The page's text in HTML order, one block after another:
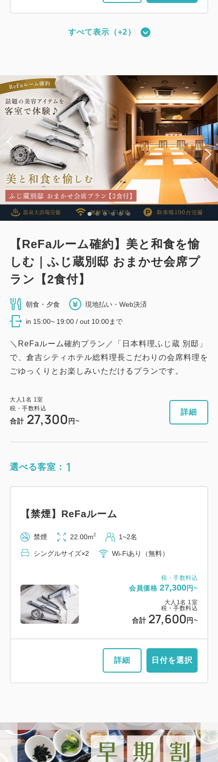
税・手数料込
会員価格 13,700 円~
大人
室
税・手数料込
合計 14,000円~
Wi-Fiあり（無料）
詳細 日付を選択
大人1 名1室
税・手数料込
合計 15,000円~
【禁煙】ユニバーサルツイン
禁煙 28.00m
税・手数料込
会員価格 19,240円~
大人1名1室
税・手数料込
合計 19,540円~
禁煙 11.00m 1~2名
セミダブル×1 Wi-Fiあり（無料）
詳細 日付を選択
税・手数料込
合計 20,490
【禁煙】プレミアムシングル
禁煙 11.00m
セミダブル×1 Wi-Fiあり（無料）
日付を選択
すべて表示（+2）
【ReFaルーム確約】美と和食を愉
しむ｜ふじ蔵別邸 おまかせ会席プ
ラン【2食付】
朝食・夕食 現地払い・Web決済
in 15:00~ 19:00 / out 10:00まで
＼ReFaルーム確約プラン／「日本料理ふじ蔵 別邸」
で、倉吉シティホテル総料理長こだわりの会席料理を
ごゆっくりとお楽しみいただけるプランです。
大人 1名 1室
税・手数料込
合計 27,300 円~
詳細
選べる客室： 1
税・手数料込
会員価格 27,300円~
大人 1名 1室
税・手数料込
合計 27,600 円~
【禁煙】ReFaルーム
禁煙 22.00m2 1~2名
シングルサイズ×2 Wi-Fiあり（無料）
詳細 日付を選択